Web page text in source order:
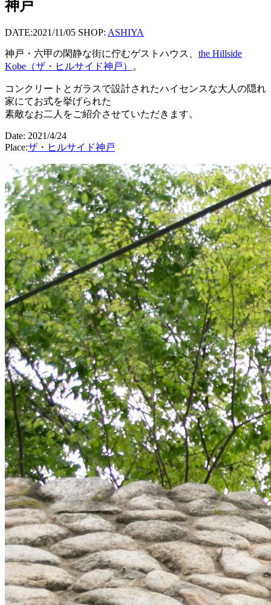
神戸
DATE:2021/11/05 SHOP: ASHIYA
神戸・六甲の閑静な街に佇むゲストハウス、 the Hillside
Kobe（ザ・ヒルサイド神戸）
。
コンクリートとガラスで設計されたハイセンスな大人の隠れ
家にてお式を挙げられた
素敵なお二人をご紹介させていただきます。
Date: 2021/4/24
Place:ザ・ヒルサイド神戸